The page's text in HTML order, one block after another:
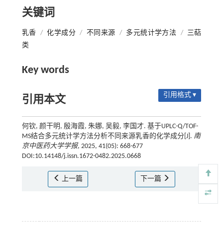
关键词
乳香 / 化学成分 / 不同来源 / 多元统计学方法 /
三萜
类
Key words
引用本文 引用格式 ▾
何钦, 颜干明, 殷海霞, 朱娜, 吴毅, 李国才. 基于UPLC-Q/TOF-
MS结合多元统计学方法分析不同来源乳香的化学成分[J]. 南
京中医药大学学报, 2025, 41(05): 668-677
DOI:10.14148/j.issn.1672-0482.2025.0668
上一篇 下一篇